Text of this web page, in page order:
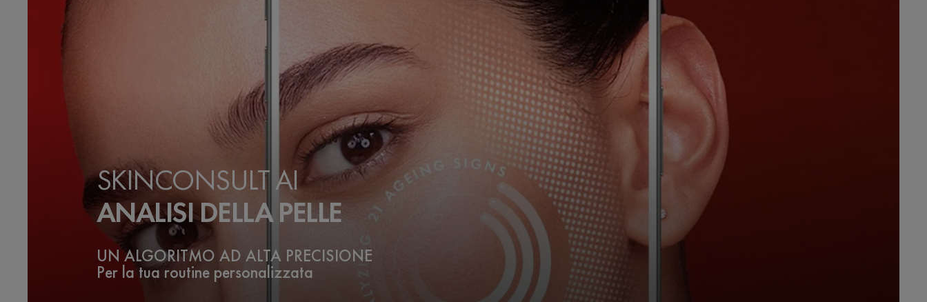
SKINCONSULT AI
ANALISI DELLA PELLE
UN ALGORITMO AD ALTA PRECISIONE
Per la tua routine personalizzata